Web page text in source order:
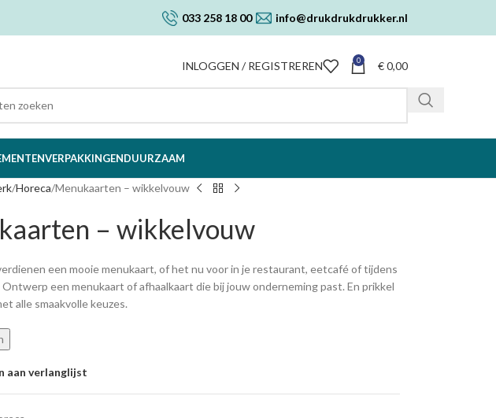
033 258 18 00 info@drukdrukdrukker.nl
INLOGGEN / REGISTREREN 0 €0,00
VERPAKKINGENDUURZAAM
Horeca Menukaarten – wikkelvouw
– wikkelvouw
een mooie menukaart, of het nu voor in je restaurant, eetcafé of tijdens
een menukaart of afhaalkaart die bij jouw onderneming past. En prikkel
alle smaakvolle keuzes.
aan verlanglijst